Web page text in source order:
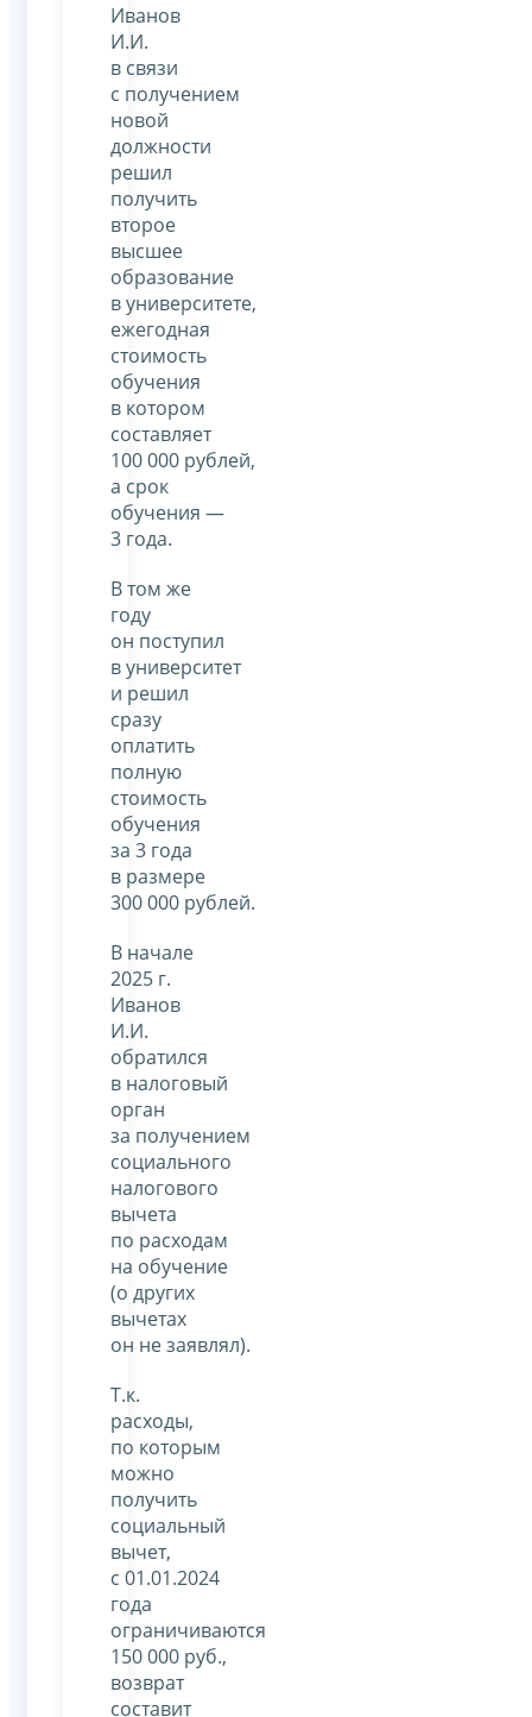
Иванов
И.И.
в связи
с получением
новой
должности
решил
получить
второе
высшее
образование
в университете,
ежегодная
стоимость
обучения
в котором
составляет
100 000 рублей,
а срок
обучения —
3 года.
В том же
году
он поступил
в университет
и решил
сразу
оплатить
полную
стоимость
обучения
за 3 года
в размере
300 000 рублей.
В начале
2025 г.
Иванов
И.И.
обратился
в налоговый
орган
за получением
социального
налогового
вычета
по расходам
на обучение
(о других
вычетах
он не заявлял).
Т.к.
расходы,
по которым
можно
получить
социальный
вычет,
с 01.01.2024
года
ограничиваются
150 000 руб.,
возврат
составит